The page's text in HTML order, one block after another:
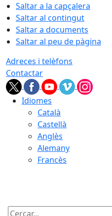
Saltar a la capçalera
Saltar al contingut
Saltar a documents
Saltar al peu de pàgina
Adreces i telèfons
Contactar
Idiomes
Català
Castellà
Anglès
Alemany
Francès